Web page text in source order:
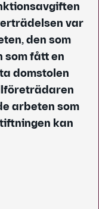
var
den som
som fått en
domstolen
arbeten som
kan